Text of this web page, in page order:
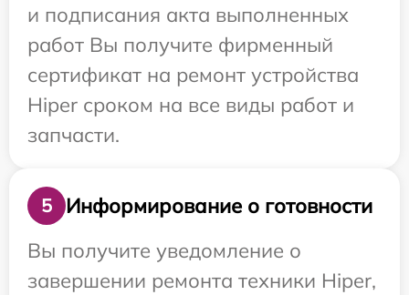
и подписания акта выполненных
работ Вы получите фирменный
сертификат на ремонт устройства
Hiper сроком на все виды работ и
запчасти.
5
Информирование о готовности
Вы получите уведомление о
завершении ремонта техники Hiper,